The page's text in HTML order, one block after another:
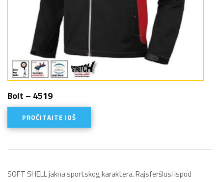
Bolt – 4519
PROČITAJTE JOŠ
SOFT SHELL jakna sportskog karaktera. Rajsferšlusi ispod